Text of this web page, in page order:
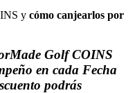
y cómo canjearlos por
Golf COINS
en cada Fecha
podrás